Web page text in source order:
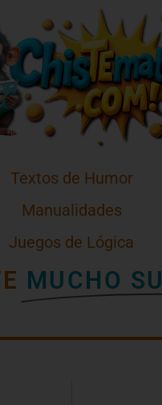
Textos de Humor
Manualidades
Juegos de Lógica
MUCHO